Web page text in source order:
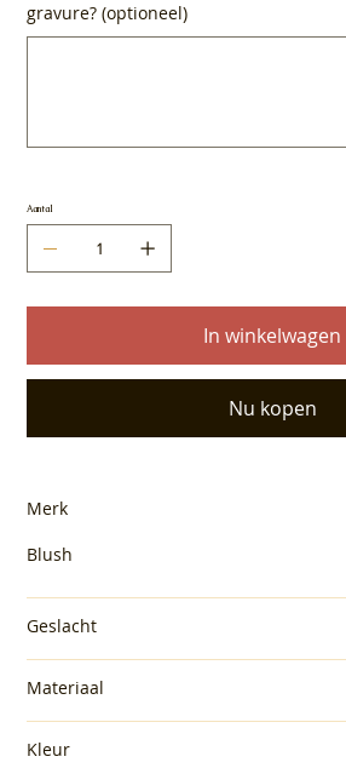
gravure? (optioneel)
Aantal
In winkelwagen
Nu kopen
Merk
Blush
Geslacht
Materiaal
Kleur